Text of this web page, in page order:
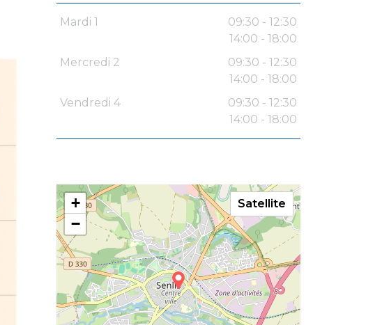
Mardi 1
09:30 - 12:30
14:00 - 18:00
Mercredi 2
09:30 - 12:30
14:00 - 18:00
Vendredi 4
09:30 - 12:30
14:00 - 18:00
+
−
Satellite